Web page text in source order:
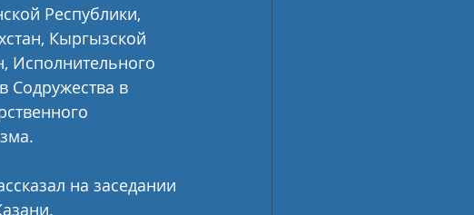
Республики,
Кыргызской
Исполнительного
Содружества в
на заседании